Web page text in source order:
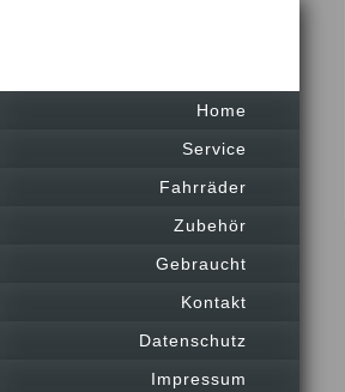
Home
Service
Fahrräder
Zubehör
Gebraucht
Kontakt
Datenschutz
Impressum